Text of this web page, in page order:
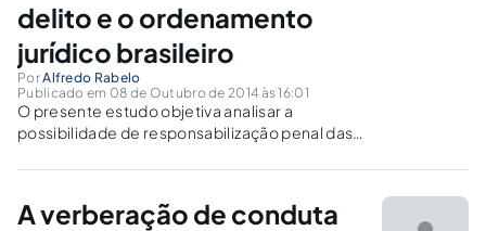
delito e o ordenamento
jurídico brasileiro
PorAlfredo Rabelo
Publicado em 08 de Outubro de 2014 às 16:01
O presente estudo objetiva analisar a
possibilidade de responsabilização penal das
Delito e seus consequentes elementos
A verberação de conduta